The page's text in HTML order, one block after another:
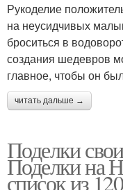
Рукоделие
на неусидчивых
броситься в
создания шедевров
главное, чтобы он
читать дальше →
Поделки
Поделки на
список из